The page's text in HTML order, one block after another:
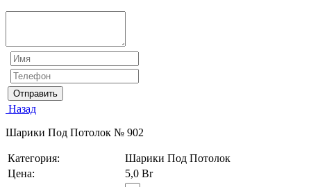
Отправить
Назад
Шарики Под Потолок № 902
Категория:
Шарики Под Потолок
Цена:
5,0 Br